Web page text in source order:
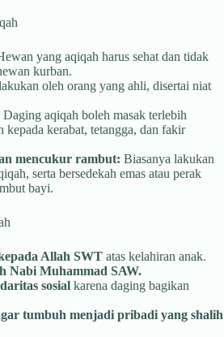
yang aqiqah harus sehat dan tidak
kurban.
oleh orang yang ahli, disertai niat
Daging aqiqah boleh masak terlebih
kepada kerabat, tetangga, dan fakir
mencukur rambut: Biasanya lakukan
serta bersedekah emas atau perak
bayi.
Allah SWT atas kelahiran anak.
Nabi Muhammad SAW.
sosial karena daging bagikan
tumbuh menjadi pribadi yang shalih